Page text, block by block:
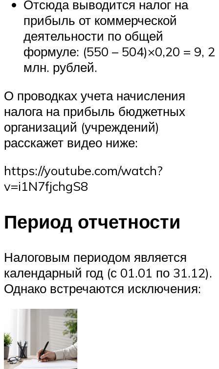
Отсюда выводится налог на
прибыль от коммерческой
деятельности по общей
формуле: (550 – 504)×0,20 = 9, 2
млн. рублей.
О проводках учета начисления
налога на прибыль бюджетных
организаций (учреждений)
расскажет видео ниже:
https://youtube.com/watch?
v=i1N7fjchgS8
Период отчетности
Налоговым периодом является
календарный год (с 01.01 по 31.12).
Однако встречаются исключения: